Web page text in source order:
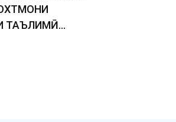
ТАЪЛИМӢ…